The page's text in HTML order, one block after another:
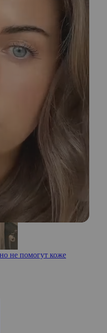
кожу в норму после
и жирной кожей и не
не помогут коже